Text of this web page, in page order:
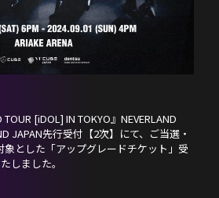
TOUR [iDOL] IN TOKYO』NEVERLAND
JAPAN先行受付【2次】にて、ご当選・
象とした「アップグレードチケット」受
しました。